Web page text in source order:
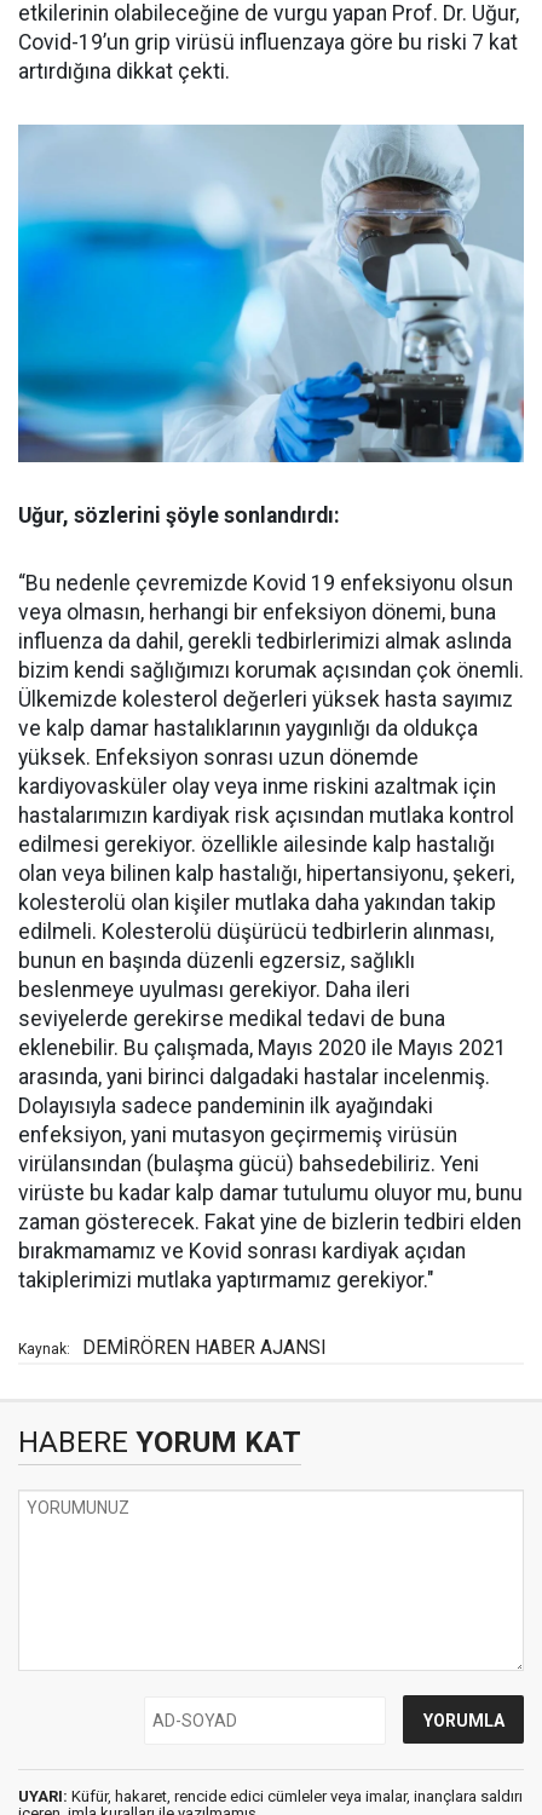
etkilerinin olabileceğine de vurgu yapan Prof. Dr. Uğur,
Covid-19’un grip virüsü influenzaya göre bu riski 7 kat
artırdığına dikkat çekti.
Uğur, sözlerini şöyle sonlandırdı:
“Bu nedenle çevremizde Kovid 19 enfeksiyonu olsun
veya olmasın, herhangi bir enfeksiyon dönemi, buna
influenza da dahil, gerekli tedbirlerimizi almak aslında
bizim kendi sağlığımızı korumak açısından çok önemli.
Ülkemizde kolesterol değerleri yüksek hasta sayımız
ve kalp damar hastalıklarının yaygınlığı da oldukça
yüksek. Enfeksiyon sonrası uzun dönemde
kardiyovasküler olay veya inme riskini azaltmak için
hastalarımızın kardiyak risk açısından mutlaka kontrol
edilmesi gerekiyor. özellikle ailesinde kalp hastalığı
olan veya bilinen kalp hastalığı, hipertansiyonu, şekeri,
kolesterolü olan kişiler mutlaka daha yakından takip
edilmeli. Kolesterolü düşürücü tedbirlerin alınması,
bunun en başında düzenli egzersiz, sağlıklı
beslenmeye uyulması gerekiyor. Daha ileri
seviyelerde gerekirse medikal tedavi de buna
eklenebilir. Bu çalışmada, Mayıs 2020 ile Mayıs 2021
arasında, yani birinci dalgadaki hastalar incelenmiş.
Dolayısıyla sadece pandeminin ilk ayağındaki
enfeksiyon, yani mutasyon geçirmemiş virüsün
virülansından (bulaşma gücü) bahsedebiliriz. Yeni
virüste bu kadar kalp damar tutulumu oluyor mu, bunu
zaman gösterecek. Fakat yine de bizlerin tedbiri elden
bırakmamamız ve Kovid sonrası kardiyak açıdan
takiplerimizi mutlaka yaptırmamız gerekiyor."
Kaynak: DEMİRÖREN HABER AJANSI
HABERE YORUM KAT
UYARI: Küfür, hakaret, rencide edici cümleler veya imalar, inançlara saldırı